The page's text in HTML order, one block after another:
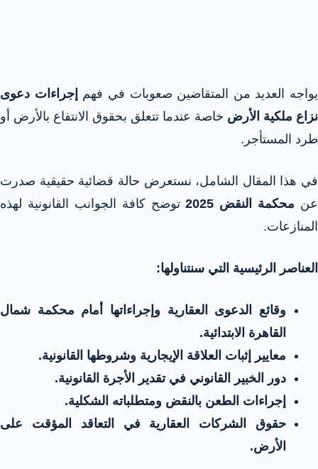
يواجه العديد من المتقاضين صعوبات في فهم إجراءات دعوى
نزاع ملكية الأرض خاصة عندما تتعلق بحقوق الانتفاع بالأرض أو
طرد المستأجر.
في هذا المقال الشامل، نستعرض حالة قضائية حقيقية صدرت
عن محكمة النقض 2025
توضح كافة الجوانب القانونية لهذه
المنازعات.
العناصر الرئيسية التي سنتناولها:
وقائع الدعوى العقارية وإجراءاتها أمام محكمة شمال
القاهرة الابتدائية.
معايير إثبات العلاقة الإيجارية وشروطها القانونية.
دور الخبير القانوني في تقدير الأجرة القانونية.
إجراءات الطعن بالنقض ومتطلباته الشكلية.
حقوق الشركات العقارية في التعاقد المؤقت على
الأرض.